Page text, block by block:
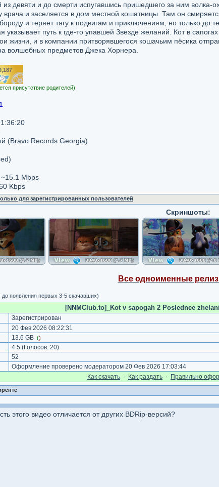
девяти и до смерти испугавшись пришедшего за ним волка-
врача и заселяется в дом местной кошатницы. Там он
и теряет тягу к подвигам и приключениям, но только до
указывает путь к где-то упавшей Звезде желаний. Кот в
жизни, и в компании притворявшегося кошачьим пёсика
волшебных предметов Джека Хорнера.
присутствие родителей)
(Bravo Records Georgia)
Mbps
Kbps
для зарегистрированных пользователей
Скриншоты:
Все одноименные
появления первых 3-5 скачавших)
[NNMClub.to]_Kot v sapogah 2 Poslednee
Зарегистрирован
20 Фев 2026 08:22:31
13.6 GB ()
4.5 (Голосов: 20)
52
Оформление проверено модератором 20 Фев 2026 17:03:44
Как cкачать · Как раздать · Правильно
этого видео отличается от других BDRip-версий?